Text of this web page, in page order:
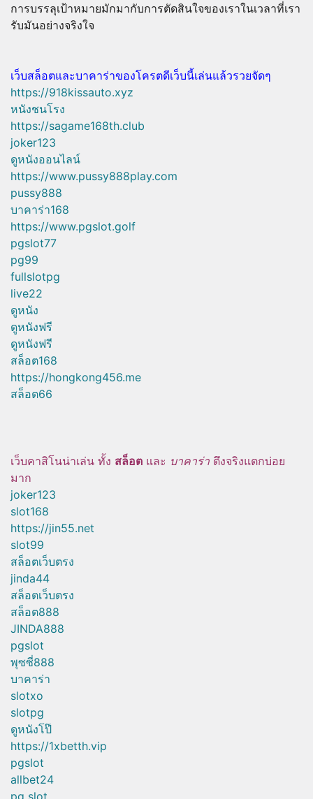
การบรรลุเป้าหมายมักมากับการตัดสินใจของเราในเวลาที่เรา
รับมันอย่างจริงใจ
เว็บสล็อตและบาคาร่าของโครตดีเว็บนี้เล่นแล้วรวยจัดๆ
https://918kissauto.xyz
หนังชนโรง
https://sagame168th.club
joker123
ดูหนังออนไลน์
https://www.pussy888play.com
pussy888
บาคาร่า168
https://www.pgslot.golf
pgslot77
pg99
fullslotpg
live22
ดูหนัง
ดูหนังฟรี
ดูหนังฟรี
สล็อต168
https://hongkong456.me
สล็อต66
เว็บคาสิโนน่าเล่น ทั้ง สล็อต และ บาคาร่า ตึงจริงแตกบ่อย
มาก
joker123
slot168
https://jin55.net
slot99
สล็อตเว็บตรง
jinda44
สล็อตเว็บตรง
สล็อต888
JINDA888
pgslot
พุซซี่888
บาคาร่า
slotxo
slotpg
ดูหนังโป๊
https://1xbetth.vip
pgslot
allbet24
pg slot